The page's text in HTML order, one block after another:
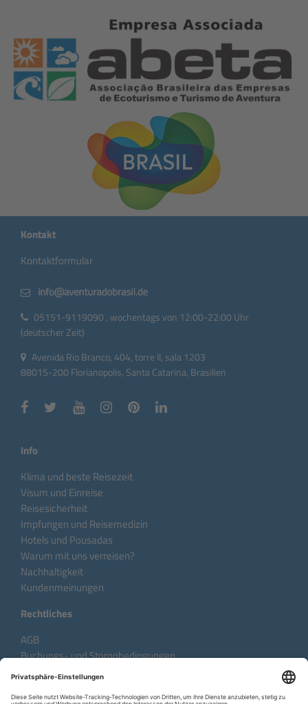
Kontakt
Kontaktformular
05151-9119090 , wochentags von 12:00-22:00 Uhr
(deutscher Zeit)
Avenida Rio Branco, 404, torre II, sala 1203
88015-200 Florianopolis, Santa Catarina, Brasilien
Info
Klima und beste Reisezeit
Visum und Einreise
Reisesicherheit
Impfungen und Reisemedizin
Hotels und Pousadas
Warum mit uns verreisen?
Nachhaltigkeit
Kundenmeinungen
Rechtliches
AGB
Buchungs- und Stornobedingungen
Datenschutzhinweise